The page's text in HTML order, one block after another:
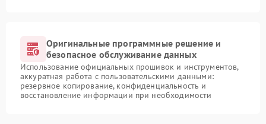
Оригинальные программные решение и
безопасное обслуживание данных
Использование официальных прошивок и инструментов,
аккуратная работа с пользовательскими данными:
резервное копирование, конфиденциальность и
восстановление информации при необходимости